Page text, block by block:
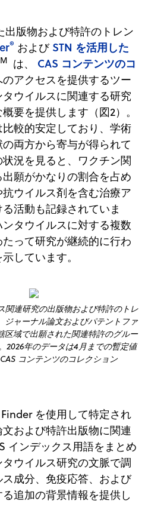
出版物および特許のトレン
® および STN を活用した
は、 CAS コンテンツのコ
のアクセスを提供するツー
ウイルスに関連する研究
要を提供します（図2）。
較的安定しており、学術
両方から寄与が得られて
況を見ると、ワクチン関
願がかなりの割合を占め
ウイルス剤を含む治療ア
活動も記録されていま
タウイルスに対する複数
って研究が継続的に行わ
しています。
関連研究の出版物および特許のトレ
ジャーナル論文およびパテントファ
区域で出願された関連特許のグルー
2026年のデータは4月までの暫定値
コンテンツのコレクション
を使用して特定され
および特許出版物に関連
インデックス用語をまとめ
ウイルス研究の文脈で調
成分、免疫応答、および
追加の背景情報を提供し